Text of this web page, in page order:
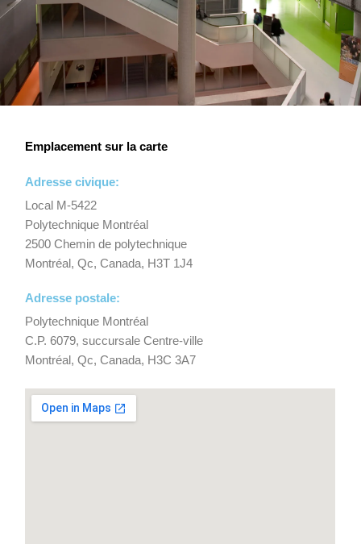
Emplacement sur la carte
Adresse civique:
Local M-5422
Polytechnique Montréal
2500 Chemin de polytechnique
Montréal, Qc, Canada, H3T 1J4
Adresse postale: ​
Polytechnique Montréal
C.P. 6079, succursale Centre-ville
Montréal, Qc, Canada, H3C 3A7